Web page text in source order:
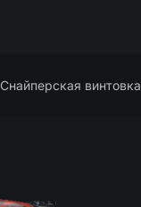
Снайперская винтовка